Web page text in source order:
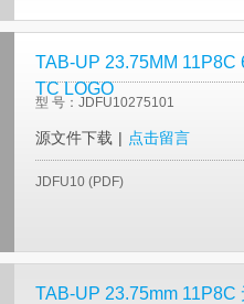
TAB-UP 23.75MM
TC LOGO
型 号：JDFU10275101
源文件下载 | 点击留言
JDFU10 (PDF)
TAB-UP 23.75mm